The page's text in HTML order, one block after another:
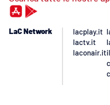
LaC Network
lacplay.it
lactv.it
laconair.it